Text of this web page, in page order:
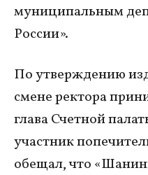
муниципальным
России».
По утверждению
смене ректора
глава Счетной
участник
обещал, что